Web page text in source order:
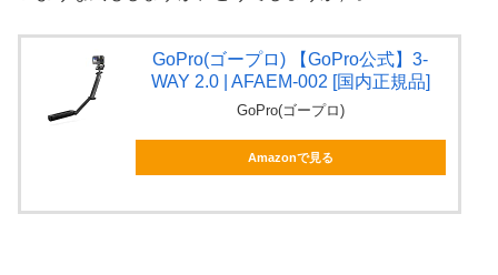
GoPro(ゴープロ) 【GoPro公式】3-
WAY 2.0 | AFAEM-002 [国内正規品]
GoPro(ゴープロ)
Amazonで見る